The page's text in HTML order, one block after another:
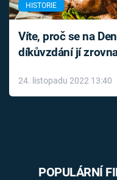
HISTORIE
Víte, proč se na Den
díkůvzdání jí
24. listopadu 2022 13:40
POPULÁRNÍ